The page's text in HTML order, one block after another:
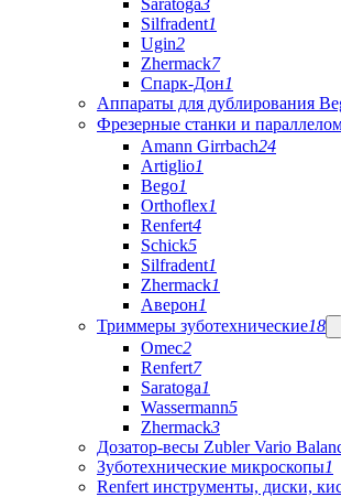
Saratoga3
Silfradent1
Ugin2
Zhermack7
Спарк-Дон1
Аппараты для дублирования
Фрезерные станки и
Amann Girrbach24
Artiglio1
Bego1
Orthoflex1
Renfert4
Schick5
Silfradent1
Zhermack1
Аверон1
Триммеры зуботехнические18
Omec2
Renfert7
Saratoga1
Wassermann5
Zhermack3
Дозатор-весы Zubler Vario
Зуботехнические микроскопы1
Renfert инструменты, диски,